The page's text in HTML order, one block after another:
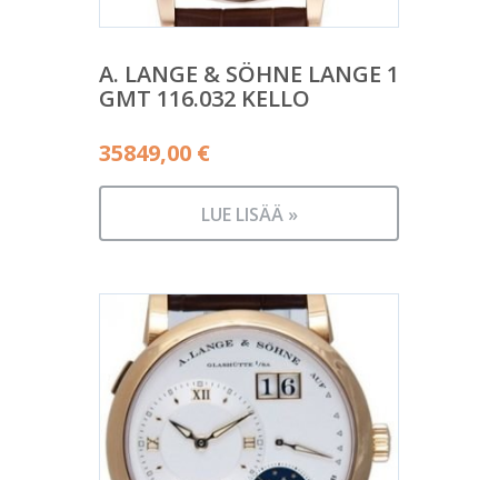
A. LANGE & SÖHNE LANGE 1
GMT 116.032 KELLO
35849,00 €
LUE LISÄÄ »